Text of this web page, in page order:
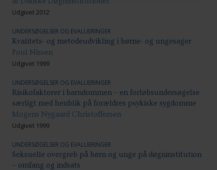
Udgivet 2012
UNDERSØGELSER OG EVALUERINGER
Kvalitets- og metodeudvikling i børne- og ungesager
Poul Nissen
Udgivet 1999
UNDERSØGELSER OG EVALUERINGER
Risikofaktorer i barndommen – en forløbsundersøgelse
særligt med henblik på forældres psykiske sygdomme
Mogens Nygaard Christoffersen
Udgivet 1999
UNDERSØGELSER OG EVALUERINGER
Seksuelle overgreb på børn og unge på døgninstitution
– omfang og indsats